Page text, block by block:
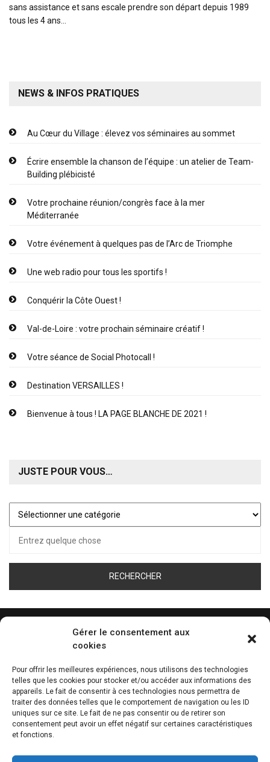
Gérer le consentement aux
cookies
Pour offrir les meilleures expériences, nous utilisons des technologies
telles que les cookies pour stocker et/ou accéder aux informations des
appareils. Le fait de consentir à ces technologies nous permettra de
traiter des données telles que le comportement de navigation ou les ID
uniques sur ce site. Le fait de ne pas consentir ou de retirer son
consentement peut avoir un effet négatif sur certaines caractéristiques
et fonctions.
sans assistance et sans escale prendre son départ depuis 1989
tous les 4 ans…
NEWS & INFOS PRATIQUES
Au Cœur du Village : élevez vos séminaires au sommet
Écrire ensemble la chanson de l’équipe : un atelier de Team-
Building plébicisté
Votre prochaine réunion/congrès face à la mer
Méditerranée
Votre événement à quelques pas de l’Arc de Triomphe
Une web radio pour tous les sportifs !
Conquérir la Côte Ouest !
Val-de-Loire : votre prochain séminaire créatif !
Votre séance de Social Photocall !
Destination VERSAILLES !
Bienvenue à tous ! LA PAGE BLANCHE DE 2021 !
JUSTE POUR VOUS…
pour
pour :
ÉCOUTEZ LA WEB RADIO DE TOUS LES SPORT
0:00